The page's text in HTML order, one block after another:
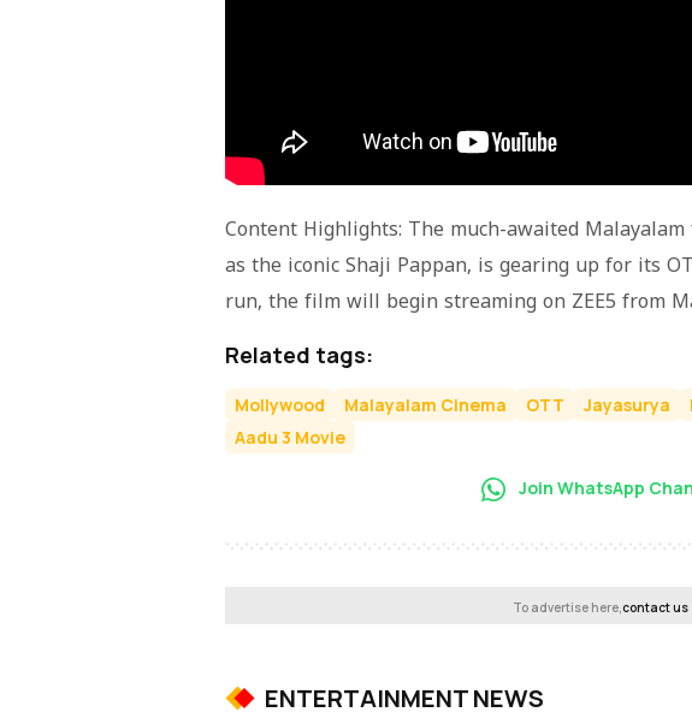
Content Highlights: The much-awaited
as the iconic Shaji Pappan, is gearing up for its
run, the film will begin streaming on ZEE5 from
Related tags:
Mollywood Malayalam Cinema OTT Jayasurya
Aadu 3 Movie
Join WhatsApp
To advertise here,contact us
ENTERTAINMENT NEWS